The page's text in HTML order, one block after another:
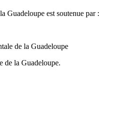
Guadeloupe est soutenue par :
de la Guadeloupe
de la Guadeloupe.